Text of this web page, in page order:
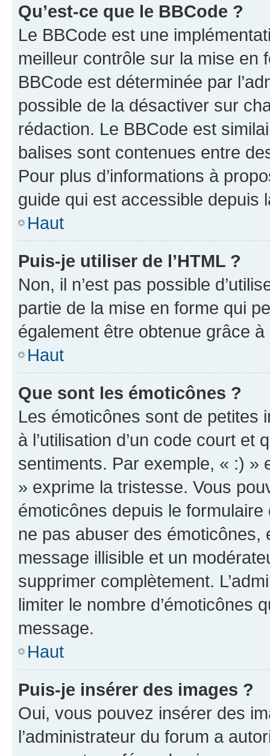
Qu’est-ce que le BBCode ?
Le BBCode est une
meilleur contrôle sur la mise en
BBCode est déterminée par
possible de la désactiver sur
rédaction. Le BBCode est
balises sont contenues entre
Pour plus d’informations à
guide qui est accessible depuis
Haut
Puis-je utiliser de l’HTML ?
Non, il n’est pas possible
partie de la mise en forme qui
également être obtenue grâce à
Haut
Que sont les émoticônes ?
Les émoticônes sont de petites
à l’utilisation d’un code court et
sentiments. Par exemple, « :) »
» exprime la tristesse. Vous
émoticônes depuis le
ne pas abuser des
message illisible et un
supprimer complètement.
limiter le nombre d’émoticônes
message.
Haut
Puis-je insérer des images ?
Oui, vous pouvez insérer des
l’administrateur du forum a